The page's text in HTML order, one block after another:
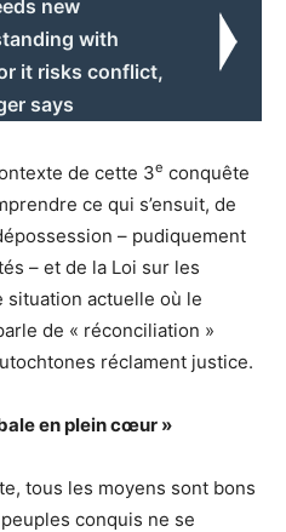
new
with
it risks conflict,
says
de cette 3e conquête
ce qui s’ensuit, de
– pudiquement
– et de la Loi sur les
situation actuelle où le
de « réconciliation »
réclament justice.
en plein cœur »
tous les moyens sont bons
conquis ne se